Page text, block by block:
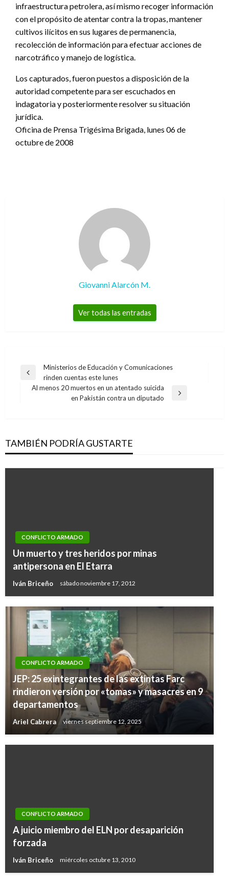
infraestructura petrolera, así mismo recoger información
con el propósito de atentar contra la tropas, mantener
cultivos ilícitos en sus lugares de permanencia,
recolección de información para efectuar acciones de
narcotráfico y manejo de logística.
Los capturados, fueron puestos a disposición de la
autoridad competente para ser escuchados en
indagatoria y posteriormente resolver su situación
jurídica.
Oficina de Prensa Trigésima Brigada, lunes 06 de
octubre de 2008
Giovanni Alarcón M.
Ver todas las entradas
Navegación
Entrada
anterior
Ministerios de Educación y Comunicaciones
rinden cuentas este lunes
Al menos 20 muertos en un atentado suicida
en Pakistán contra un diputado
TAMBIÉN PODRÍA GUSTARTE
CONFLICTO ARMADO
Un muerto y tres heridos por minas
antipersona en El Etarra
Iván Briceño sábado noviembre 17, 2012
CONFLICTO ARMADO
JEP: 25 exintegrantes de las extintas Farc
rindieron versión por «tomas» y masacres en 9
departamentos
Ariel Cabrera viernes septiembre 12, 2025
CONFLICTO ARMADO
A juicio miembro del ELN por desaparición
forzada
Iván Briceño miércoles octubre 13, 2010